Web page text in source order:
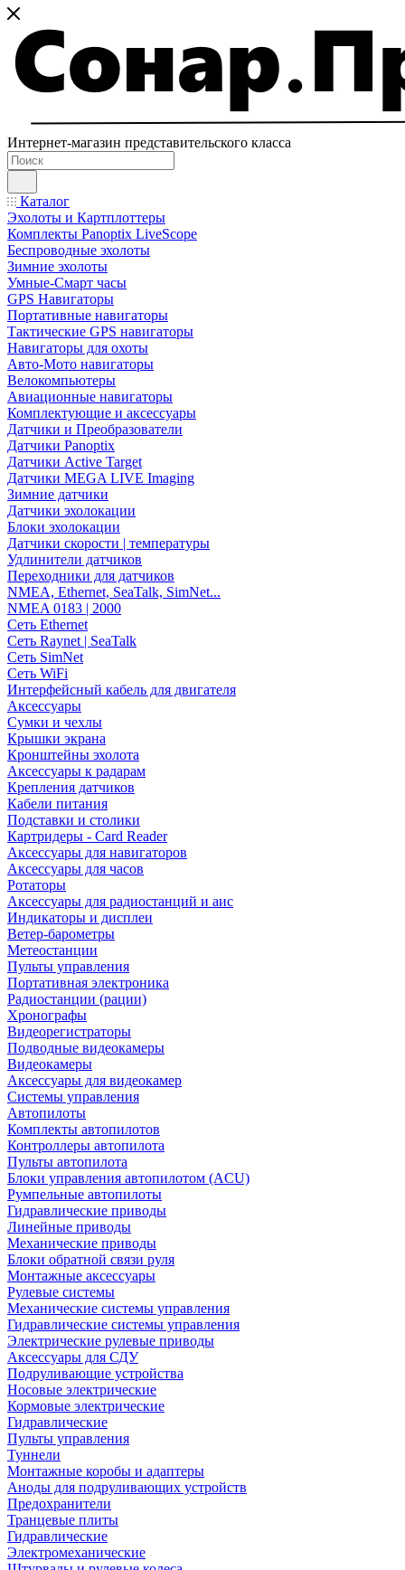
Интернет-магазин представительского класса
Каталог
Эхолоты и Картплоттеры
Комплекты Panoptix LiveScope
Беспроводные эхолоты
Зимние эхолоты
Умные-Смарт часы
GPS Навигаторы
Портативные навигаторы
Тактические GPS навигаторы
Навигаторы для охоты
Авто-Мото навигаторы
Велокомпьютеры
Авиационные навигаторы
Комплектующие и аксессуары
Датчики и Преобразователи
Датчики Panoptix
Датчики Active Target
Датчики MEGA LIVE Imaging
Зимние датчики
Датчики эхолокации
Блоки эхолокации
Датчики скорости | температуры
Удлинители датчиков
Переходники для датчиков
NMEA, Ethernet, SeaTalk, SimNet...
NMEA 0183 | 2000
Сеть Ethernet
Сеть Raynet | SeaTalk
Сеть SimNet
Сеть WiFi
Интерфейсный кабель для двигателя
Аксессуары
Сумки и чехлы
Крышки экрана
Кронштейны эхолота
Аксессуары к радарам
Крепления датчиков
Кабели питания
Подставки и столики
Картридеры - Card Reader
Аксессуары для навигаторов
Аксессуары для часов
Ротаторы
Аксессуары для радиостанций и аис
Индикаторы и дисплеи
Ветер-барометры
Метеостанции
Пульты управления
Портативная электроника
Радиостанции (рации)
Хронографы
Видеорегистраторы
Подводные видеокамеры
Видеокамеры
Аксессуары для видеокамер
Системы управления
Автопилоты
Комплекты автопилотов
Контроллеры автопилота
Пульты автопилота
Блоки управления автопилотом (ACU)
Румпельные автопилоты
Гидравлические приводы
Линейные приводы
Механические приводы
Блоки обратной связи руля
Монтажные аксессуары
Рулевые системы
Механические системы управления
Гидравлические системы управления
Электрические рулевые приводы
Аксессуары для СДУ
Подруливающие устройства
Носовые электрические
Кормовые электрические
Гидравлические
Пульты управления
Туннели
Монтажные коробы и адаптеры
Аноды для подруливающих устройств
Предохранители
Транцевые плиты
Гидравлические
Электромеханические